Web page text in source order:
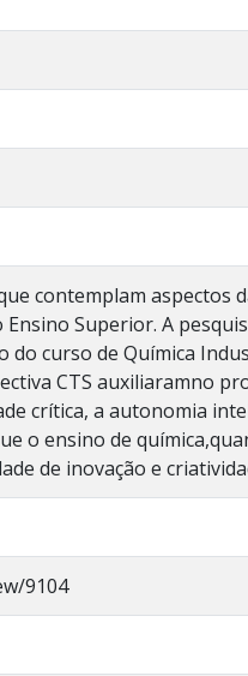
contemplam aspectos
Ensino Superior. A
do curso de Química
CTS auxiliaramno
crítica, a autonomia
o ensino de
de inovação e
9104